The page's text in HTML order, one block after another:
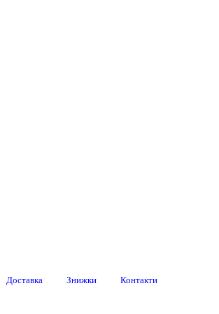
Доставка Знижки Контакти